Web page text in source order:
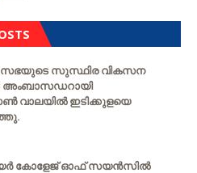
സുസ്ഥിര വികസന
അംബാസഡറായി
ഇടിക്കുളയെ
കോളേജ് ഓഫ് സയൻസിൽ